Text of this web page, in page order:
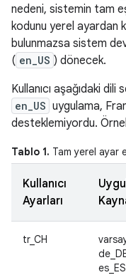
nedeni, sistemin tam
kodunu yerel ayardan
bulunmazsa sistem
( en_US ) dönecek.
Kullanıcı aşağıdaki
en_US uygulama,
desteklemiyordu.
Tablo 1. Tam yerel ayar
Kullanıcı
Ayarları
tr_CH
es_ES